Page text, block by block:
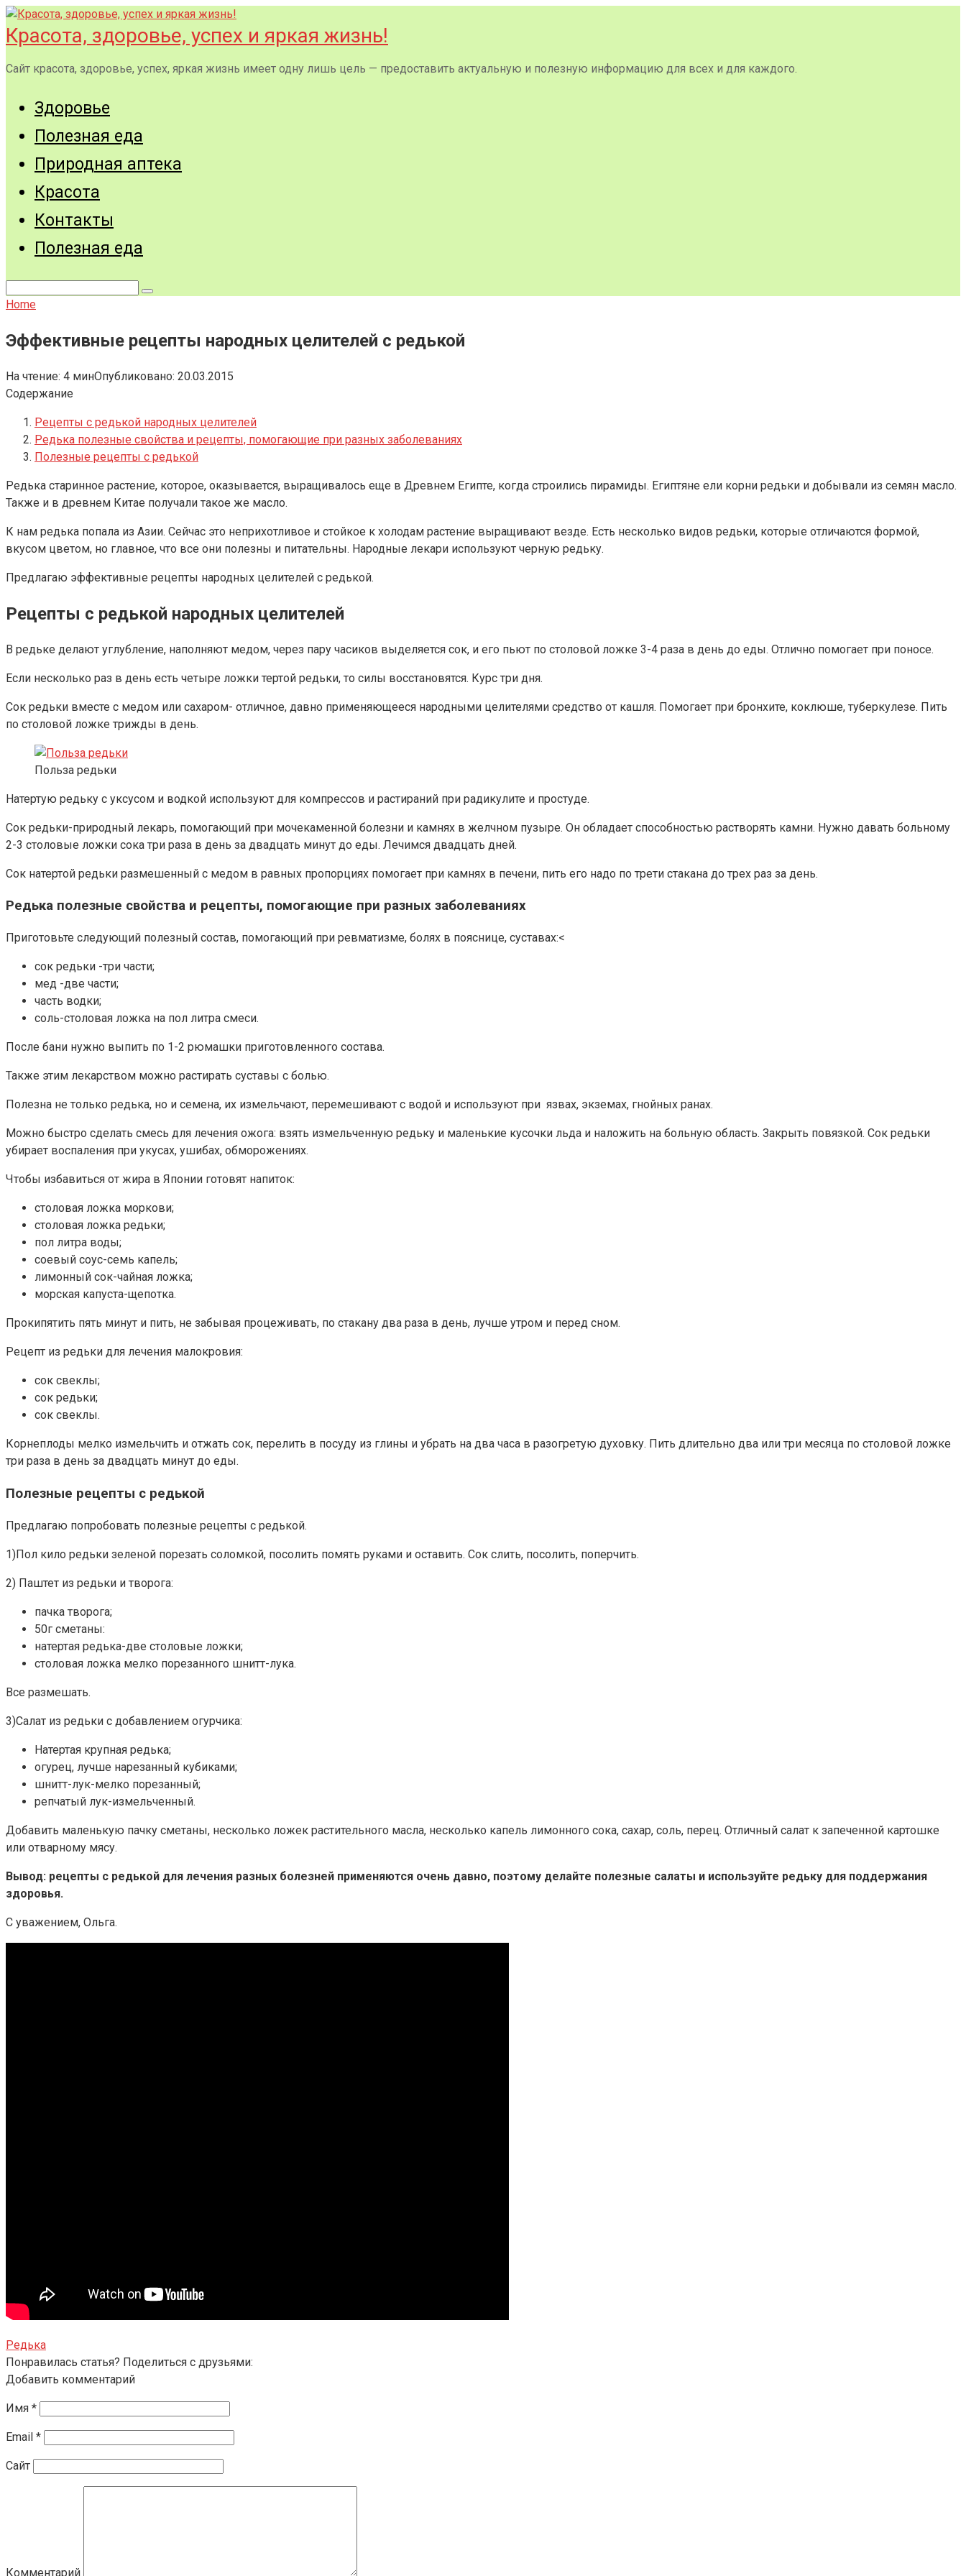
Перейти
к
контенту
Красота, здоровье, успех и яркая жизнь!
Сайт красота, здоровье, успех, яркая жизнь имеет одну лишь цель — предоставить актуальную и полезную информацию для всех и для каждого.
Здоровье
Полезная еда
Природная аптека
Красота
Контакты
Полезная еда
Home
Эффективные рецепты народных целителей с редькой
На чтение: 4 минОпубликовано: 20.03.2015
Содержание
Рецепты с редькой народных целителей
Редька полезные свойства и рецепты, помогающие при разных заболеваниях
Полезные рецепты с редькой
Редька старинное растение, которое, оказывается, выращивалось еще в Древнем Египте, когда строились пирамиды. Египтяне ели корни редьки и добывали из семян масло.
Также и в древнем Китае получали такое же масло.
К нам редька попала из Азии. Сейчас это неприхотливое и стойкое к холодам растение выращивают везде. Есть несколько видов редьки, которые отличаются формой,
вкусом цветом, но главное, что все они полезны и питательны. Народные лекари используют черную редьку.
Предлагаю эффективные рецепты народных целителей с редькой.
Рецепты с редькой народных целителей
В редьке делают углубление, наполняют медом, через пару часиков выделяется сок, и его пьют по столовой ложке 3-4 раза в день до еды. Отлично помогает при поносе.
Если несколько раз в день есть четыре ложки тертой редьки, то силы восстановятся. Курс три дня.
Сок редьки вместе с медом или сахаром- отличное, давно применяющееся народными целителями средство от кашля. Помогает при бронхите, коклюше, туберкулезе. Пить
по столовой ложке трижды в день.
Польза редьки
Натертую редьку с уксусом и водкой используют для компрессов и растираний при радикулите и простуде.
Сок редьки-природный лекарь, помогающий при мочекаменной болезни и камнях в желчном пузыре. Он обладает способностью растворять камни. Нужно давать больному
2-3 столовые ложки сока три раза в день за двадцать минут до еды. Лечимся двадцать дней.
Сок натертой редьки размешенный с медом в равных пропорциях помогает при камнях в печени, пить его надо по трети стакана до трех раз за день.
Редька полезные свойства и рецепты, помогающие при разных заболеваниях
Приготовьте следующий полезный состав, помогающий при ревматизме, болях в пояснице, суставах:<
сок редьки -три части;
мед -две части;
часть водки;
соль-столовая ложка на пол литра смеси.
После бани нужно выпить по 1-2 рюмашки приготовленного состава.
Также этим лекарством можно растирать суставы с болью.
Полезна не только редька, но и семена, их измельчают, перемешивают с водой и используют при язвах, экземах, гнойных ранах.
Можно быстро сделать смесь для лечения ожога: взять измельченную редьку и маленькие кусочки льда и наложить на больную область. Закрыть повязкой. Сок редьки
убирает воспаления при укусах, ушибах, обморожениях.
Чтобы избавиться от жира в Японии готовят напиток:
столовая ложка моркови;
столовая ложка редьки;
пол литра воды;
соевый соус-семь капель;
лимонный сок-чайная ложка;
морская капуста-щепотка.
Прокипятить пять минут и пить, не забывая процеживать, по стакану два раза в день, лучше утром и перед сном.
Рецепт из редьки для лечения малокровия:
сок свеклы;
сок редьки;
сок свеклы.
Корнеплоды мелко измельчить и отжать сок, перелить в посуду из глины и убрать на два часа в разогретую духовку. Пить длительно два или три месяца по столовой ложке
три раза в день за двадцать минут до еды.
Полезные рецепты с редькой
Предлагаю попробовать полезные рецепты с редькой.
1)Пол кило редьки зеленой порезать соломкой, посолить помять руками и оставить. Сок слить, посолить, поперчить.
2) Паштет из редьки и творога:
пачка творога;
50г сметаны:
натертая редька-две столовые ложки;
столовая ложка мелко порезанного шнитт-лука.
Все размешать.
3)Салат из редьки с добавлением огурчика:
Натертая крупная редька;
огурец, лучше нарезанный кубиками;
шнитт-лук-мелко порезанный;
репчатый лук-измельченный.
Добавить маленькую пачку сметаны, несколько ложек растительного масла, несколько капель лимонного сока, сахар, соль, перец. Отличный салат к запеченной картошке
или отварному мясу.
Вывод: рецепты с редькой для лечения разных болезней применяются очень давно, поэтому делайте полезные салаты и используйте редьку для поддержания
здоровья.
С уважением, Ольга.
Редька
Понравилась статья? Поделиться с друзьями:
Добавить комментарий
Имя *
Email *
Сайт
Комментарий